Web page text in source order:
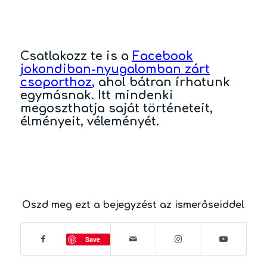
Csatlakozz te is a Facebook
jokondiban-nyugalomban zárt
csoporthoz, ahol bátran írhatunk
egymásnak. Itt mindenki
megoszthatja saját történeteit,
élményeit, véleményét.
Oszd meg ezt a bejegyzést az ismerőseiddel
Save